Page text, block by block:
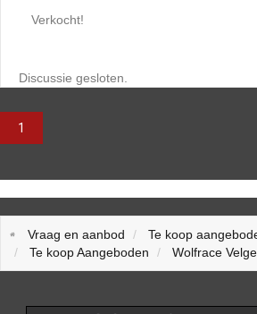
Verkocht!
Discussie gesloten.
1
Vraag en aanbod Te koop
Te koop Aangeboden
Wolfrace